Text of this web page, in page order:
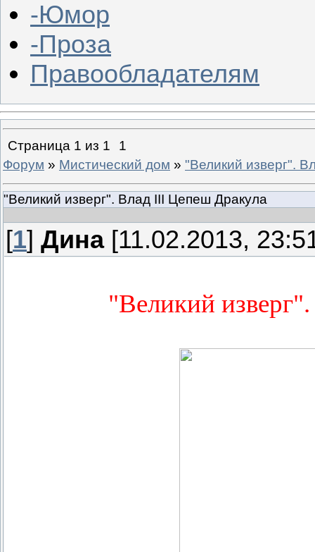
-Юмор
-Проза
Правообладателям
Страница 1 из 1
1
Форум » Мистический дом » "Великий изверг".
"Великий изверг". Влад III Цепеш Дракула
[1] Дина[11.02.2013,
"Великий